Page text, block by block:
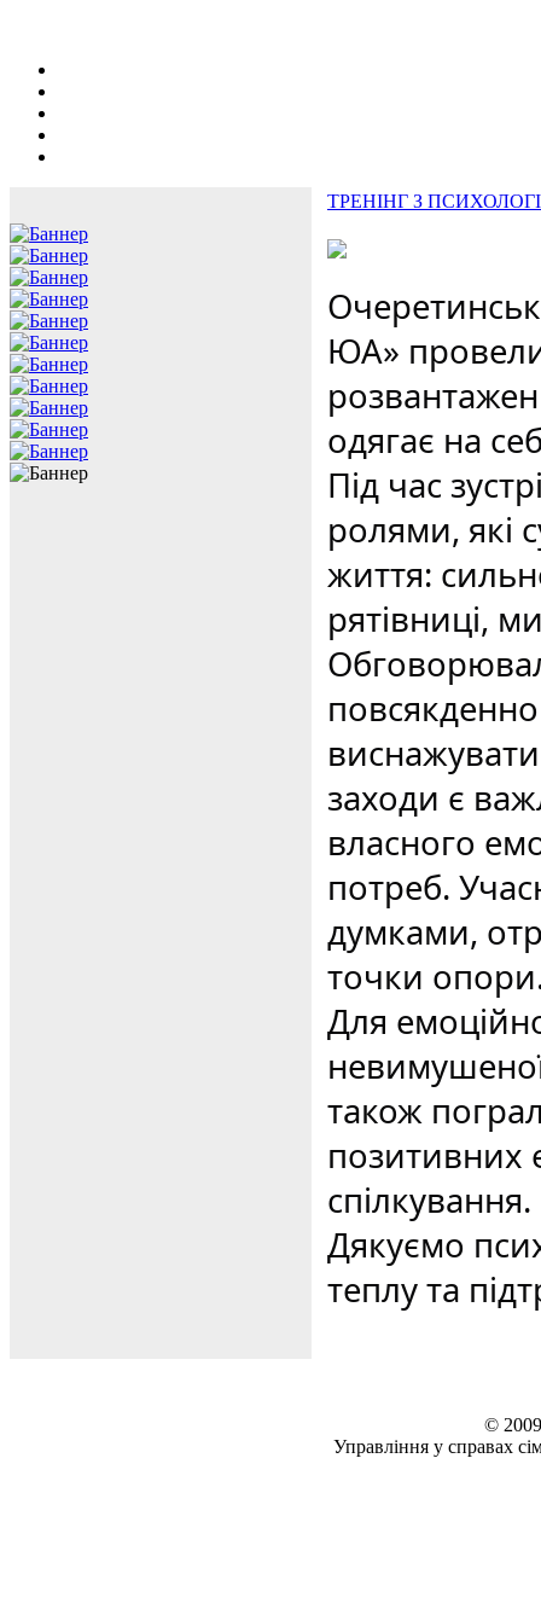
ТРЕНІНГ З
ЮА» провели
одягає на
Під час
ролями, які
життя:
рятівниці,
заходи є
власного
потреб.
думками,
точки
Для
також
позитивних
спілкування.
Дякуємо
теплу та
©
Управління у справах